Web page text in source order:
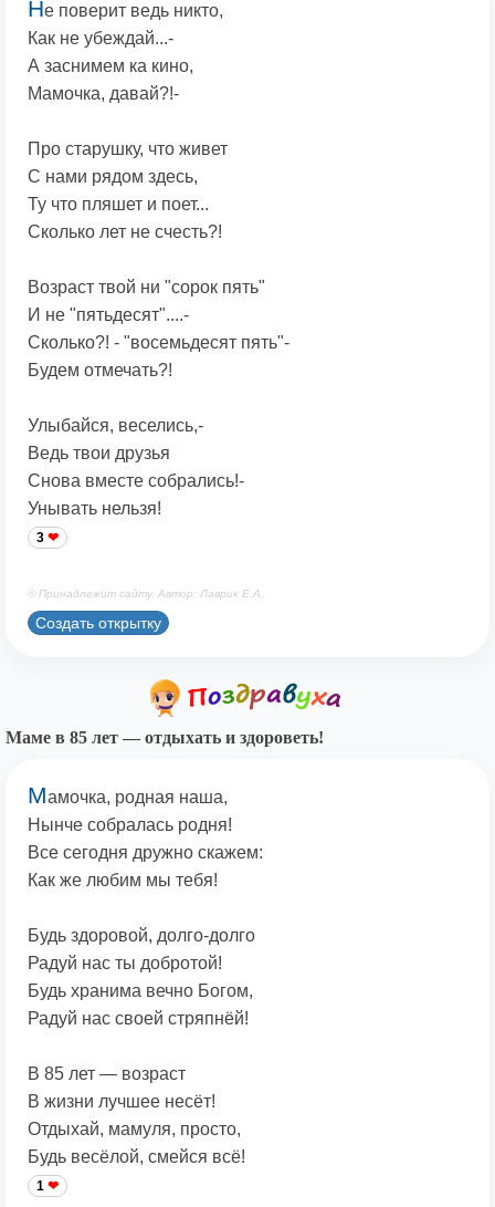
Не поверит ведь никто,
Как не убеждай...-
А заснимем ка кино,
Мамочка, давай?!-
Про старушку, что живет
С нами рядом здесь,
Ту что пляшет и поет...
Сколько лет не счесть?!
Возраст твой ни "сорок пять"
И не "пятьдесят"....-
Сколько?! - "восемьдесят пять"-
Будем отмечать?!
Улыбайся, веселись,-
Ведь твои друзья
Снова вместе собрались!-
Унывать нельзя!
3
© Принадлежит сайту. Автор: Лаврик Е.А.
Создать открытку
Маме в 85 лет — отдыхать и здороветь!
Мамочка, родная наша,
Нынче собралась родня!
Все сегодня дружно скажем:
Как же любим мы тебя!
Будь здоровой, долго-долго
Радуй нас ты добротой!
Будь хранима вечно Богом,
Радуй нас своей стряпнёй!
В 85 лет — возраст
В жизни лучшее несёт!
Отдыхай, мамуля, просто,
Будь весёлой, смейся всё!
1